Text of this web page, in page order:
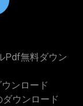
pdf無料ダウン
ンロード
ウンロード